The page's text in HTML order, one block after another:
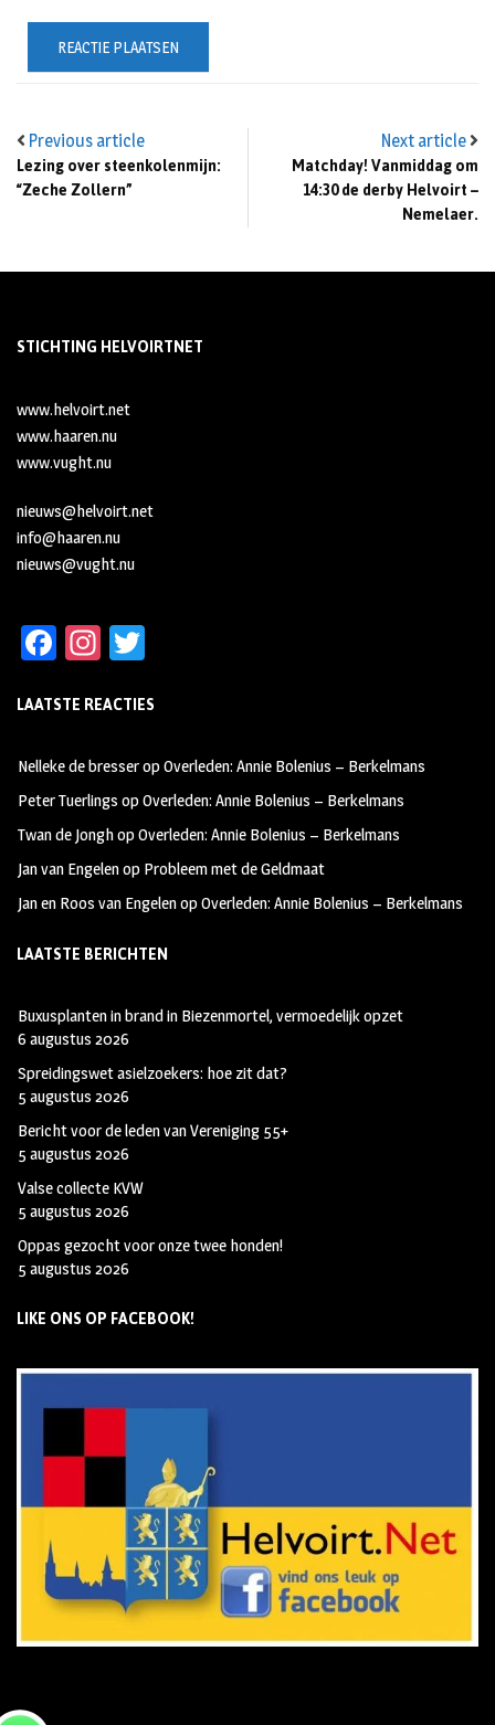
Previous article
Lezing over steenkolenmijn:
“Zeche Zollern”
Next article
Matchday! Vanmiddag om
14:30 de derby Helvoirt –
Nemelaer.
STICHTING HELVOIRTNET
www.helvoirt.net
www.haaren.nu
www.vught.nu
nieuws@helvoirt.net
info@haaren.nu
nieuws@vught.nu
Fa
b
oo
k
In
ag
m
tt
LAATSTE REACTIES
Nelleke de bresseropOverleden: Annie Bolenius – Berkelmans
Peter Tuerlings opOverleden: Annie Bolenius – Berkelmans
Twan de JonghopOverleden: Annie Bolenius – Berkelmans
Jan van Engelenop Probleem met de Geldmaat
Jan en Roos van EngelenopOverleden: Annie Bolenius – Berkelmans
LAATSTE BERICHTEN
Buxusplanten in brand in Biezenmortel, vermoedelijk opzet
6 augustus 2026
Spreidingswet asielzoekers: hoe zit dat?
5 augustus 2026
Bericht voor de leden van Vereniging 55+
5 augustus 2026
Valse collecte KVW
5 augustus 2026
Oppas gezocht voor onze twee honden!
5 augustus 2026
LIKE ONS OP FACEBOOK!